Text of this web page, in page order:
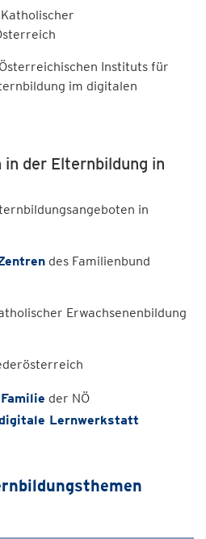
Instituts für
im digitalen
der Elternbildung in
in
des Familienbund
Erwachsenenbildung
der NÖ
Lernwerkstatt